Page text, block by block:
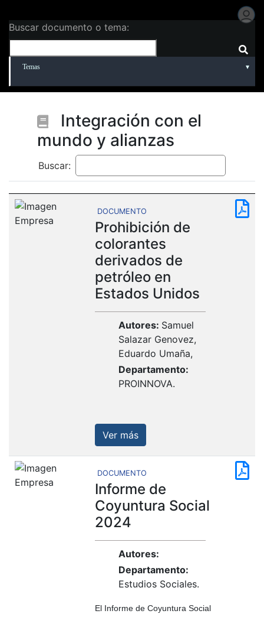
Buscar documento o tema:
Temas
Integración con el
mundo y alianzas
Buscar:
DOCUMENTO
Prohibición de
colorantes
derivados de
petróleo en
Estados Unidos
Autores: Samuel
Salazar Genovez,
Eduardo Umaña,
Departamento:
PROINNOVA.
Ver más
DOCUMENTO
Informe de
Coyuntura Social
2024
Autores:
Departamento:
Estudios Sociales.
El Informe de Coyuntura Social